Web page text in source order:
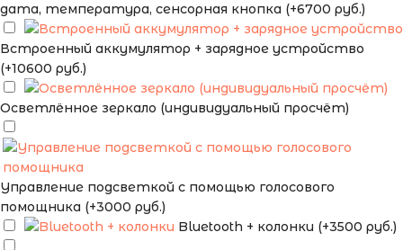
дата, температура, сенсорная кнопка (+6700 руб.)
Встроенный аккумулятор + зарядное устройство
(+10600 руб.)
Осветлённое зеркало (индивидуальный просчёт)
Управление подсветкой с помощью голосового
помощника (+3000 руб.)
Bluetooth + колонки (+3500 руб.)